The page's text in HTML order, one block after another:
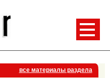
все материалы раздела